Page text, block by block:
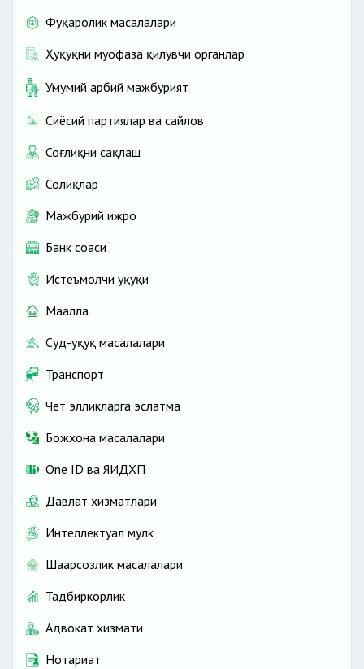
Фуқаролик масалалари
Ҳуқуқни муҳофаза қилувчи органлар
Умумий ҳарбий мажбурият
Сиёсий партиялар ва сайлов
Соғлиқни сақлаш
Солиқлар
Мажбурий ижро
Банк соҳаси
Истеъмолчи ҳуқуқи
Маҳалла
Суд-ҳуқуқ масалалари
Транспорт
Чет элликларга эслатма
Божхона масалалари
One ID ва ЯИДХП
Давлат хизматлари
Интеллектуал мулк
Шаҳарсозлик масалалари
Тадбиркорлик
Адвокат хизмати
Нотариат